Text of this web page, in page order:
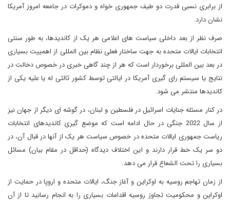
از برابری نسبی قدرت دو طیف جمهوری خواه و دموکرات در جامعه امروز آمریکا
نشان دارد.
صرف نظر از بعد داخلی سیاست های اعلامی هر یک از کاندیدها، به طور سنتی
انتخابات ایالات متحده به جهت ساختار فعلی نظام بین المللی از اهمییت بسیاری
در بعد بین المللی برخوردار است که هر از چند گاهی خبری در خصوص دخالت در
نتایج یا سیستم رای گیری آمریکا در ایالتی توسط کشور ثالثی له یا علیه یکی از
کاندیدها منتشر می شود.
در کنار مسئله جنایات اسرائیل در فلسطین و لبنان، در گوشه ای دیگر از جهان نیز
از سال 2022 جنگی در حال ادامه است که موضع گیری کاندیدهای انتخابات
ریاست جمهوری ایالات متحده در خصوص سیاست هر یک از آنها در قبال آن، در
دو سر یک خط قرار دارند و این اختلاف دیدگاه (حداقل در مقام بیان) مسائل
بسیاری را تحت الشعاع قرار می دهد.
از زمان تهاجم روسیه به اوکراین و آغاز جنگ، ایالات متحده و اروپا در حمایت از
اوکراین و محکومیت تجاوز روسیه اقدامات بسیاری را به انجام رسانید تا از آن